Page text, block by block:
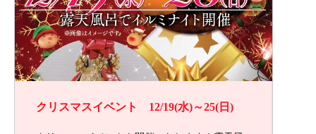
クリスマスイベント 12/19(水)～25(日)